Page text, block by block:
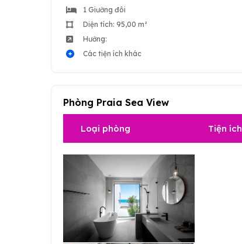
1 Giường đôi
Diện tích: 95,00 m²
Hướng:
Các tiện ích khác
Phòng Praia Sea View
Loại phòng Tiện ích